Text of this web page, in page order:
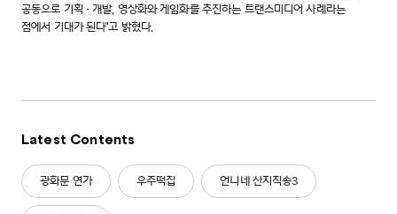
공동으로 기획·개발, 영상화와 게임화를 추진하는 트랜스미디어 사례라는
점에서 기대가 된다"고 밝혔다.
Latest Contents
광화문 연가 우주떡집 언니네 산지직송3